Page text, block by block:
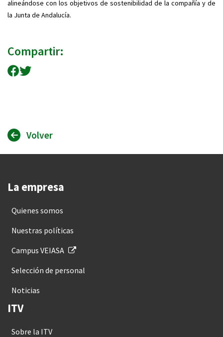
alineándose con los objetivos de sostenibilidad de la compañía y de
la Junta de Andalucía.
Compartir:
Compartir en Facebook
Compartir en Twitter
Volver
La empresa
Quienes somos
Nuestras políticas
Campus VEIASA
Selección de personal
Noticias
ITV
Sobre la ITV